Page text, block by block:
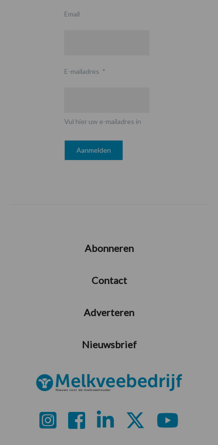
Email
E-mailadres *
Vul hier uw e-mailadres in
Abonneren
Contact
Adverteren
Nieuwsbrief